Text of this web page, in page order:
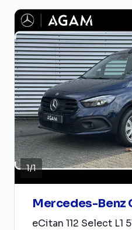
1/1
Mercedes-Benz
eCitan 112 Select L1